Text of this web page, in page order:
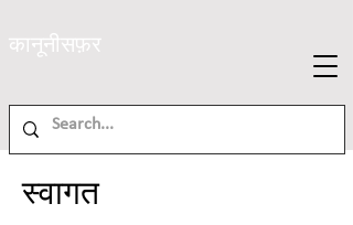
कानूनीसफ़र
स्वागत